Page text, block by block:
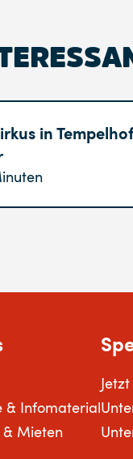
in Tempelhof
& Infomaterial
& Mieten